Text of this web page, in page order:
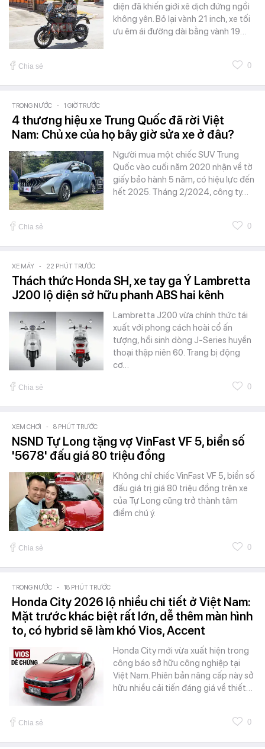
diện đã khiến giới xê dịch đứng ngồi
không yên. Bỏ lại vành 21 inch, xe tối
ưu êm ái đường dài bằng vành 19…
Chia sẻ 0
TRONG NƯỚC - 1 GIỜ TRƯỚC
4 thương hiệu xe Trung Quốc đã rời Việt
Nam: Chủ xe của họ bây giờ sửa xe ở đâu?
Người mua một chiếc SUV Trung
Quốc vào cuối năm 2020 nhận về tờ
giấy bảo hành 5 năm, có hiệu lực đến
hết 2025. Tháng 2/2024, công ty…
Chia sẻ 0
XE MÁY - 22 PHÚT TRƯỚC
Thách thức Honda SH, xe tay ga Ý Lambretta
J200 lộ diện sở hữu phanh ABS hai kênh
Lambretta J200 vừa chính thức tái
xuất với phong cách hoài cổ ấn
tượng, hồi sinh dòng J-Series huyền
thoại thập niên 60. Trang bị động
cơ…
Chia sẻ 0
XEM CHƠI - 8 PHÚT TRƯỚC
NSND Tự Long tặng vợ VinFast VF 5, biển số
'5678' đấu giá 80 triệu đồng
Không chỉ chiếc VinFast VF 5, biển số
đấu giá trị giá 80 triệu đồng trên xe
của Tự Long cũng trở thành tâm
điểm chú ý.
Chia sẻ 0
TRONG NƯỚC - 18 PHÚT TRƯỚC
Honda City 2026 lộ nhiều chi tiết ở Việt Nam:
Mặt trước khác biệt rất lớn, dễ thêm màn hình
to, có hybrid sẽ làm khó Vios, Accent
Honda City mới vừa xuất hiện trong
công báo sở hữu công nghiệp tại
Việt Nam. Phiên bản nâng cấp này sở
hữu nhiều cải tiến đáng giá về thiết…
Chia sẻ 0